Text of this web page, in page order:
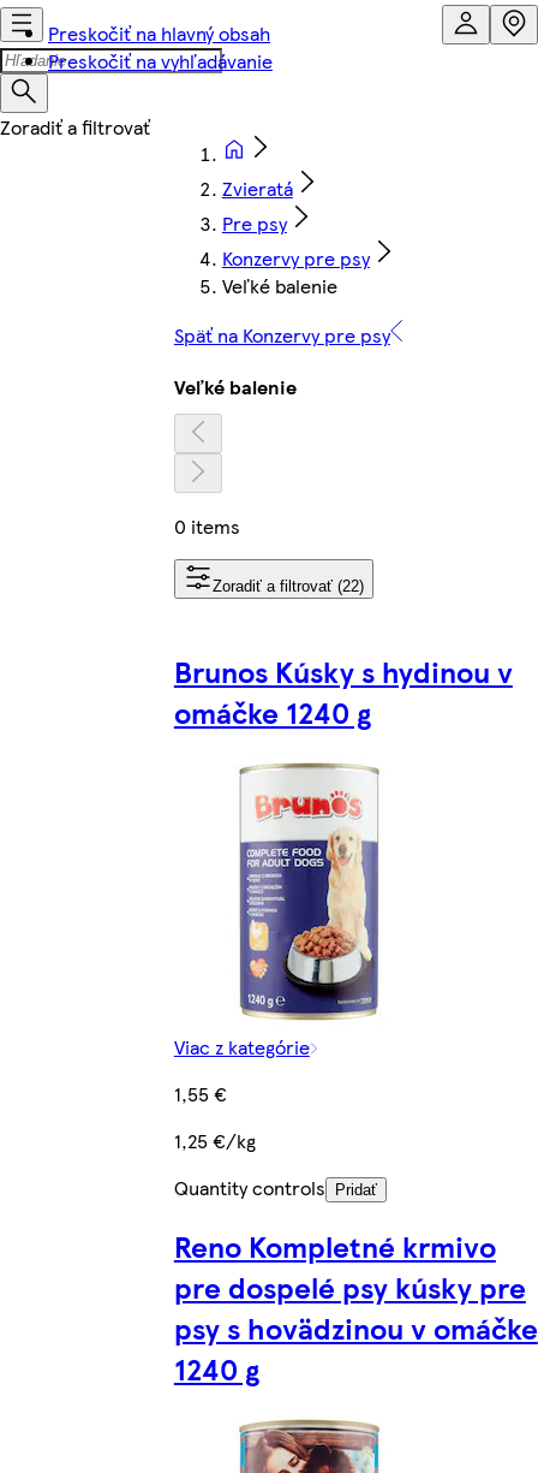
Preskočiť na hlavný obsah
Preskočiť na vyhľadávanie
Zvieratá
Pre psy
Konzervy pre psy
Veľké balenie
Späť na Konzervy pre psy
Veľké balenie
0 items
Zoradiť a filtrovať (22)
Brunos Kúsky s hydinou v
omáčke 1240 g
Viac z kategórie
1,55 €
1,25 €/kg
Quantity controls
Pridať
Reno Kompletné krmivo
pre dospelé psy kúsky pre
psy s hovädzinou v omáčke
1240 g